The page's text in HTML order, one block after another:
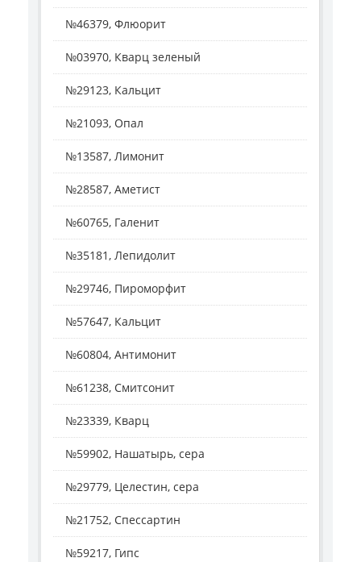
№46379, Флюорит
№03970, Кварц зеленый
№29123, Кальцит
№21093, Опал
№13587, Лимонит
№28587, Аметист
№60765, Галенит
№35181, Лепидолит
№29746, Пироморфит
№57647, Кальцит
№60804, Антимонит
№61238, Смитсонит
№23339, Кварц
№59902, Нашатырь, сера
№29779, Целестин, сера
№21752, Спессартин
№59217, Гипс